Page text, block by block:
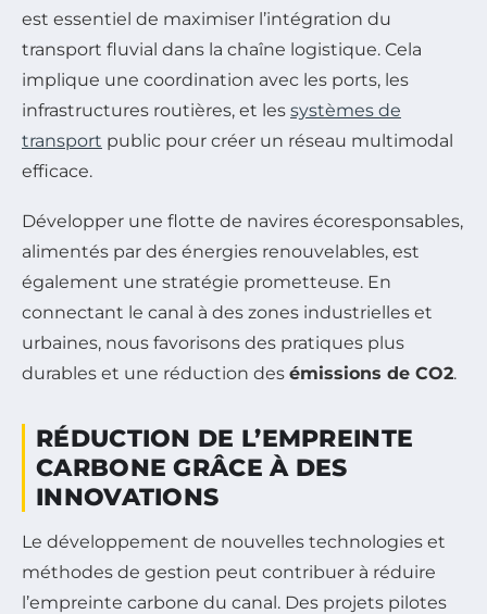
est essentiel de maximiser l’intégration du
transport fluvial dans la chaîne logistique. Cela
implique une coordination avec les ports, les
infrastructures routières, et les systèmes de
transport public pour créer un réseau multimodal
efficace.
Développer une flotte de navires écoresponsables,
alimentés par des énergies renouvelables, est
également une stratégie prometteuse. En
connectant le canal à des zones industrielles et
urbaines, nous favorisons des pratiques plus
durables et une réduction des émissions de CO2.
RÉDUCTION DE L’EMPREINTE
CARBONE GRÂCE À DES
INNOVATIONS
Le développement de nouvelles technologies et
méthodes de gestion peut contribuer à réduire
l’empreinte carbone du canal. Des projets pilotes